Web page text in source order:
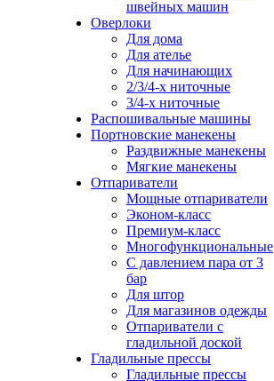
швейных машин
Оверлоки
Для дома
Для ателье
Для начинающих
2/3/4-х ниточные
3/4-х ниточные
Распошивальные машины
Портновские манекены
Раздвижные манекены
Мягкие манекены
Отпариватели
Мощные отпариватели
Эконом-класс
Премиум-класс
Многофункциональные
С давлением пара от 3
бар
Для штор
Для магазинов одежды
Отпариватели с
гладильной доской
Гладильные прессы
Гладильные прессы